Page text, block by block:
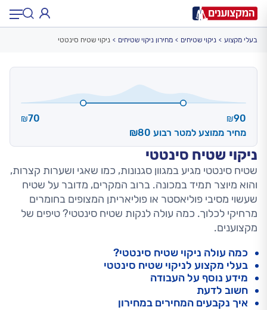
ניקוי שטיח סינטטי
שטיח סינטטי מגיע במגוון סגנונות, כמו שאגי ושערות קצרות,
והוא מיוצר תמיד במכונה. ברוב המקרים, מדובר על שטיח
שעשוי מסיבי פוליאסטר או פוליאריתן המצופים בחומרים
מרחיקי לכלוך. כמה עולה לנקות שטיח סינטטי? טיפים של
מקצוענים.
₪90
₪70
מחיר ממוצע למטר רבוע ₪80
בעלי מקצוע ניקוי שטיחים מחירון ניקוי שטיחים ניקוי שטיח סינטטי
כמה עולה ניקוי שטיח סינטטי?
בעלי מקצוע לניקוי שטיח סינטטי
מידע נוסף על העבודה
חשוב לדעת
איך נקבעים המחירים במחירון